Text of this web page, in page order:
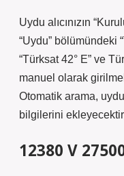
Uydu alıcınızın
“Uydu” bölümündeki
“Türksat 42° E” ve
manuel olarak
Otomatik arama,
bilgilerini
12380 V